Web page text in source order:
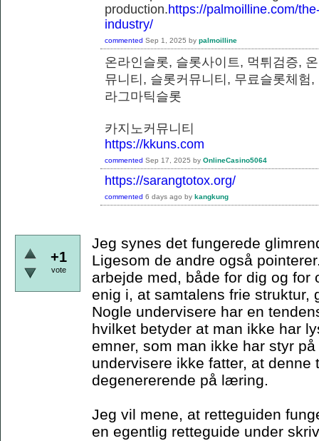
production.https://palmoilline.com/
industry/
commented Sep 1, 2025 by palmoilline
온라인슬롯, 슬롯사이트, 먹튀검증,
뮤니티, 슬롯커뮤니티, 무료슬롯체험
라그마틱슬롯
카지노커뮤니티
https://kkuns.com
commented Sep 17, 2025 by OnlineCasino5064
https://sarangtotox.org/
commented 6 days ago by kangkung
+1
vote
Jeg synes det fungerede
Ligesom de andre også
arbejde med, både for dig og
enig i, at samtalens frie struktur,
Nogle undervisere har en
hvilket betyder at man ikke har
emner, som man ikke har styr
undervisere ikke fatter, at
degenererende på læring.
Jeg vil mene, at retteguiden
en egentlig retteguide under